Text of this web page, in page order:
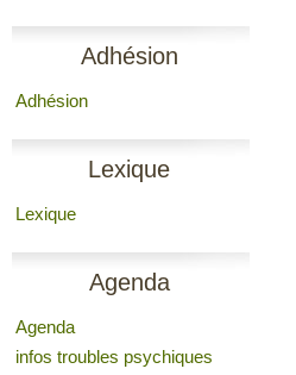
Adhésion
Adhésion
Lexique
Lexique
Agenda
Agenda
infos troubles psychiques